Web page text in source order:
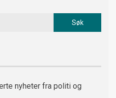
nyheter fra politi og